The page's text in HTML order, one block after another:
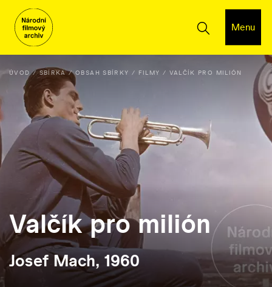
Menu
ÚVOD SBÍRKA OBSAH SBÍRKY FILMY VALČÍK PRO MILIÓN
Valčík pro milión
Josef Mach, 1960